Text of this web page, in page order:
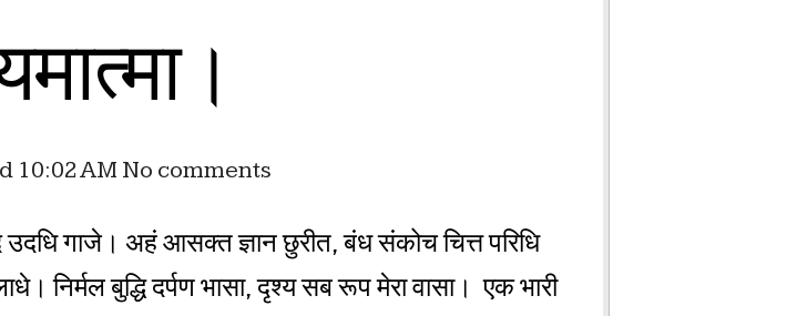
10:02 AM No comments
गाजे। अहं आसक्त ज्ञान छुरीत, बंध संकोच चित्त परिधि
निर्मल बुद्धि दर्पण भासा, दृश्य सब रूप मेरा वासा। एक भारी